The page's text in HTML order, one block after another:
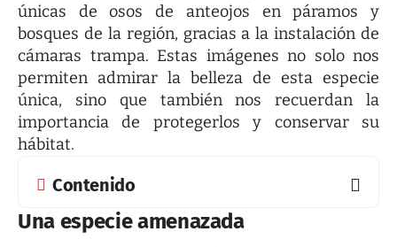
únicas de osos de anteojos en páramos y
bosques de la región, gracias a la instalación de
cámaras trampa. Estas imágenes no solo nos
permiten admirar la belleza de esta especie
única, sino que también nos recuerdan la
importancia de protegerlos y conservar su
hábitat.
Contenido
Una especie amenazada